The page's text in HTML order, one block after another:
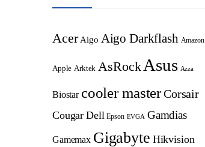
Acer Aigo Aigo Darkflash Amazon
Apple Arktek AsRock Asus Azza
Biostar cooler masterCorsair
Cougar Dell Epson EVGA Gamdias
Gamemax Gigabyte Hikvision